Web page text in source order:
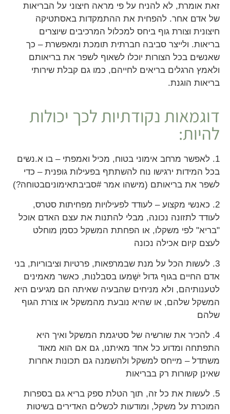
זאת אומרת, לא להניח על פי מראה חיצוני על הבריאות
של אדם אחר. להפחית את ההתמקדות באסתטיקה
חיצונית וצורת גוף ביחס למכלול המרכיבים שיוצרים
בריאות. ולייצר סביבה חברתית תומכת ומאפשרת – כך
שאנשים בכל הצורות יוכלו לשאוף לשפר את בריאותם
ולאמץ הרגלים בריאים לחייהם, כמו גם קבלת שירותי
בריאות הוגנת.
דוגמאות נקודתיות לכך יכולות
להיות:
1. לאפשר מרחב אימוני בטוח, מכיל ואמפתי – בו א.נשים
בכל המידות ירגישו נוח להשתתף בפעילות גופנית – כדי
לשפר את בריאותם (מישהו אמר #סביבתאימוניםבטוחה?)
2. כאנשי מקצוע – לעודד לפעילויות מפחיתות סטרס,
לעודד לתזונה נכונה, מבלי להתנות את עצם האדם אוכל
"בריא" לפי משקלו, או הפחתת המשקל כסמן מוחלט
לעצם קיום אכילה נכונה
3. לעשות הכל על מנת שבמרפאות, פרטיות וציבוריות, בני
אדם החיים בגוף גדול יִשָּׁמעו בסבלנות, כאשר מאמינים
לטענותיהם, ולא מניחים שהבעיה שאיתה הם מגיעים היא
המשקל שלהם, או שהיא נובעת מהמשקל או צורת הגוף
שלהם
4. להכיר את שורשיה של סטיגמת המשקל ואיך היא
התפתחה ומדוע כל אחד מאיתנו, גם אם הוא מאוד
משתדל – מייחס למשקל ולהשמנה גם תכונות אחרות
שאינן קשורות רק בבריאות
5. לעשות את כל זה, תוך הטלת ספק בריא גם בספרות
המוכרת על משקל, ומודעות לכשלים האדירים בשיטות